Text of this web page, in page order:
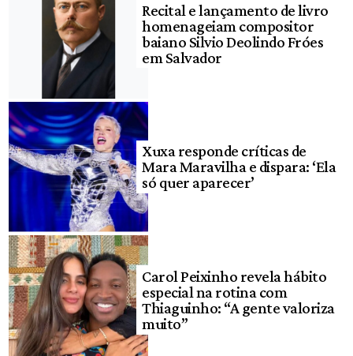
Recital e lançamento de livro
homenageiam compositor
baiano Silvio Deolindo Fróes
em Salvador
Xuxa responde críticas de
Mara Maravilha e dispara: ‘Ela
só quer aparecer’
Carol Peixinho revela hábito
especial na rotina com
Thiaguinho: “A gente valoriza
muito”